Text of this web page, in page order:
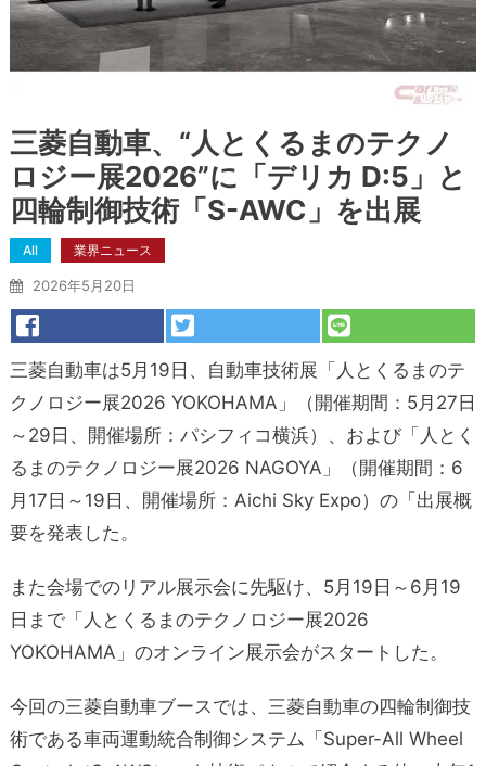
三菱自動車、“人とくるまのテクノ
ロジー展2026”に「デリカ D:5」と
四輪制御技術「S-AWC」を出展
All 業界ニュース
2026年5月20日
三菱自動車は5月19日、自動車技術展「人とくるまのテ
クノロジー展2026 YOKOHAMA」（開催期間：5月27日
～29日、開催場所：パシフィコ横浜）、および「人とく
るまのテクノロジー展2026 NAGOYA」（開催期間：6
月17日～19日、開催場所：Aichi Sky Expo）の「出展概
要を発表した。
また会場でのリアル展示会に先駆け、5月19日～6月19
日まで「人とくるまのテクノロジー展2026
YOKOHAMA」のオンライン展示会がスタートした。
今回の三菱自動車ブースでは、三菱自動車の四輪制御技
術である車両運動統合制御システム「Super-All Wheel